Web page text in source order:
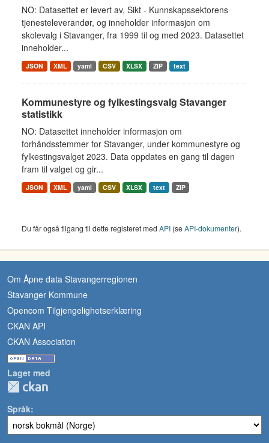
NO: Datasettet er levert av, Sikt - Kunnskapssektorens
tjenesteleverandør, og inneholder informasjon om
skolevalg i Stavanger, fra 1999 til og med 2023. Datasettet
inneholder...
JSON XML yaml CSV XLSX ZIP text
Kommunestyre og fylkestingsvalg Stavanger
statistikk
NO: Datasettet inneholder informasjon om
forhåndsstemmer for Stavanger, under kommunestyre og
fylkestingsvalget 2023. Data oppdates en gang til dagen
fram til valget og gir...
JSON XML yaml CSV XLSX text ZIP
Du får også tilgang til dette registeret med API (seAPI-dokumenter).
Om Åpne data Stavangerregionen
Stavanger Kommune
Opencom Tilgjengelighetserklæring
CKAN API
CKAN Association
Laget med
Språk